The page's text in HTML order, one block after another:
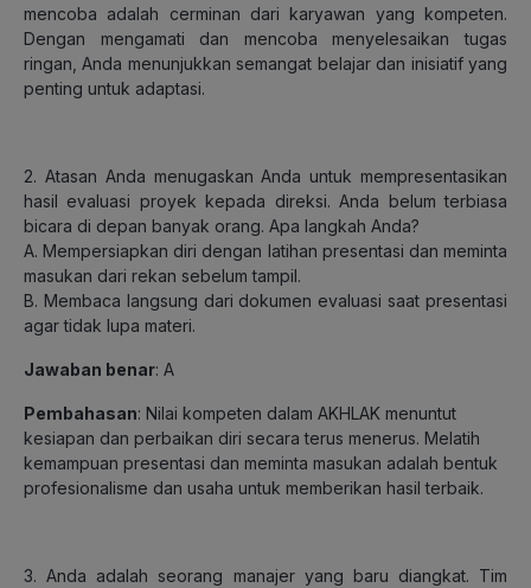
mencoba adalah cerminan dari karyawan yang kompeten.
Dengan mengamati dan mencoba menyelesaikan tugas
ringan, Anda menunjukkan semangat belajar dan inisiatif yang
penting untuk adaptasi.
2. Atasan Anda menugaskan Anda untuk mempresentasikan
hasil evaluasi proyek kepada direksi. Anda belum terbiasa
bicara di depan banyak orang. Apa langkah Anda?
A. Mempersiapkan diri dengan latihan presentasi dan meminta
masukan dari rekan sebelum tampil.
B. Membaca langsung dari dokumen evaluasi saat presentasi
agar tidak lupa materi.
Jawaban benar: A
Pembahasan: Nilai kompeten dalam AKHLAK menuntut
kesiapan dan perbaikan diri secara terus menerus. Melatih
kemampuan presentasi dan meminta masukan adalah bentuk
profesionalisme dan usaha untuk memberikan hasil terbaik.
3. Anda adalah seorang manajer yang baru diangkat. Tim